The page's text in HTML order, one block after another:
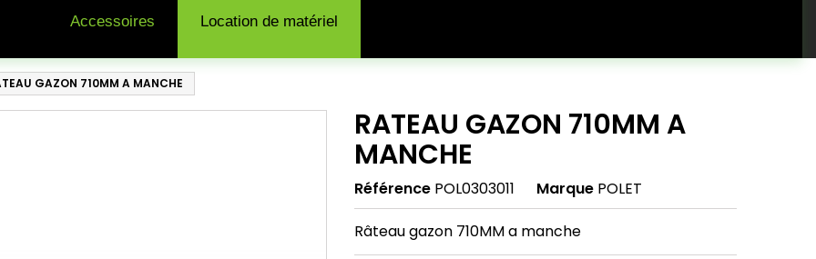
Accessoires Location de matériel
GAZON 710MM A MANCHE
RATEAU GAZON 710MM A
MANCHE
Référence POL0303011 Marque POLET
Râteau gazon 710MM a manche